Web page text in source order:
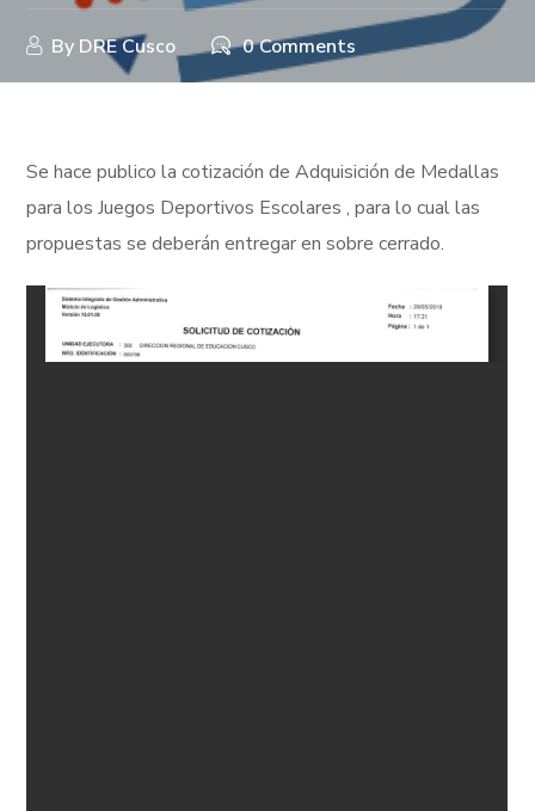
By DRE Cusco 0 Comments
Se hace publico la cotización de Adquisición de Medallas
para los Juegos Deportivos Escolares , para lo cual las
propuestas se deberán entregar en sobre cerrado.